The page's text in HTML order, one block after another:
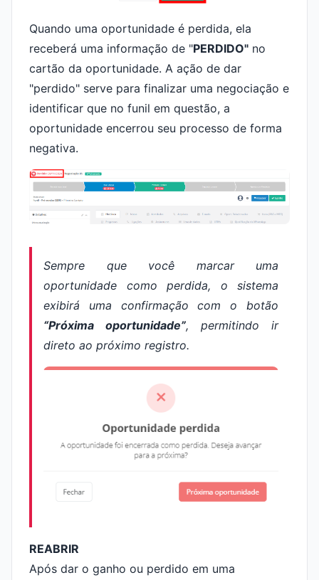
Quando uma oportunidade é perdida, ela
receberá uma informação de "PERDIDO" no
cartão da oportunidade. A ação de dar
"perdido" serve para finalizar uma negociação e
identificar que no funil em questão, a
oportunidade encerrou seu processo de forma
negativa.
Sempre que você marcar uma
oportunidade como perdida, o sistema
exibirá uma confirmação com o botão
“Próxima oportunidade”, permitindo ir
direto ao próximo registro.
REABRIR
Após dar o ganho ou perdido em uma